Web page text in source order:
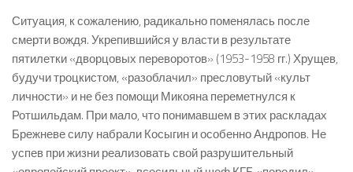
Ситуация, к сожалению, радикально поменялась после
смерти вождя. Укрепившийся у власти в результате
пятилетки «дворцовых переворотов» (1953-1958 гг.) Хрущев,
будучи троцкистом, «разоблачил» пресловутый «культ
личности» и не без помощи Микояна переметнулся к
Ротшильдам. При мало, что понимавшем в этих раскладах
Брежневе силу набрали Косыгин и особенно Андропов. Не
успев при жизни реализовать свой разрушительный